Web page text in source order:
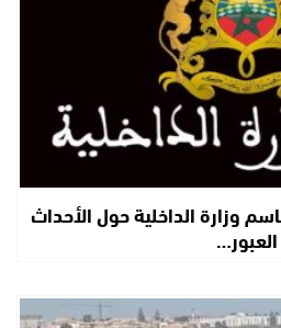
وزارة الداخلية حول الأحداث